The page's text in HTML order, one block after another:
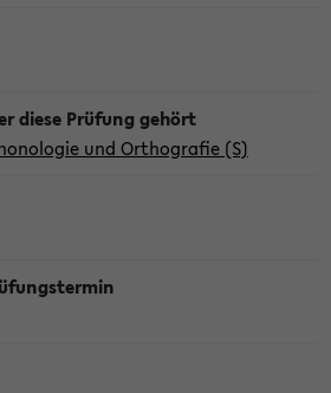
und Orthografie (S)